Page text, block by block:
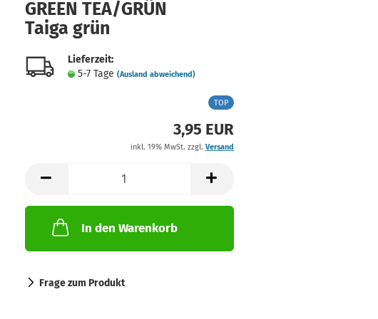
GREEN TEA/GRÜN
Taiga grün
Lieferzeit:
5-7 Tage (Ausland abweichend)
TOP
3,95 EUR
inkl. 19% MwSt. zzgl. Versand
In den Warenkorb
Frage zum Produkt